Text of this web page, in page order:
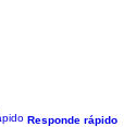
Responde rápido